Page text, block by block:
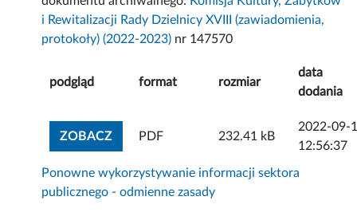
i Rewitalizacji Rady Dzielnicy XVIII (zawiadomienia,
protokoły) (2022-2023) nr 147570
podgląd format rozmiar
data
dodania
ZOBACZZOBACZ ZAŁĄCZNIK
PDF 232.41 kB
2022-09-
12:56:37
Ponowne wykorzystywanie informacji sektora
publicznego - odmienne zasady